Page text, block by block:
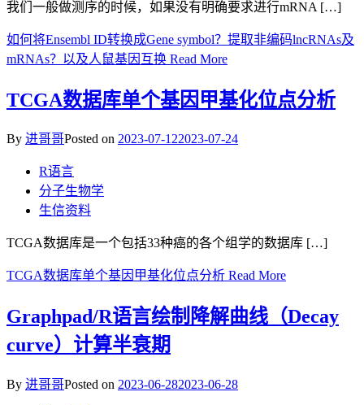
我们一般做测序的时候，如果没有明确要求进行mRNA […]
如何将Ensembl ID转换成Gene symbol？提取非编码lncRNAs及
mRNAs？以及人鼠基因互换 Read More
TCGA数据库单个基因甲基化位点分析
By 进哥哥Posted on 2023-07-122023-07-24
R语言
分子生物学
生信资料
TCGA数据库是一个包括33种癌的各个组学的数据库 […]
TCGA数据库单个基因甲基化位点分析 Read More
Graphpad/R语言绘制降解曲线（Decay
curve）计算半衰期
By 进哥哥Posted on 2023-06-282023-06-28